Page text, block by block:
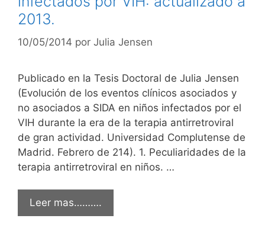
2013.
10/05/2014 por Julia Jensen
Publicado en la Tesis Doctoral de Julia Jensen
(Evolución de los eventos clínicos asociados y
no asociados a SIDA en niños infectados por el
VIH durante la era de la terapia antirretroviral
de gran actividad. Universidad Complutense de
Madrid. Febrero de 214). 1. Peculiaridades de la
terapia antirretroviral en niños. …
Leer mas……….